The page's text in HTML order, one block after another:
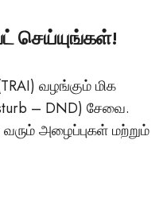
செய்யுங்கள்!
வழங்கும் மிக
– DND) சேவை.
அழைப்புகள் மற்றும்
வரலாற்றின்
சாட்சியமா?
April 6, 2025